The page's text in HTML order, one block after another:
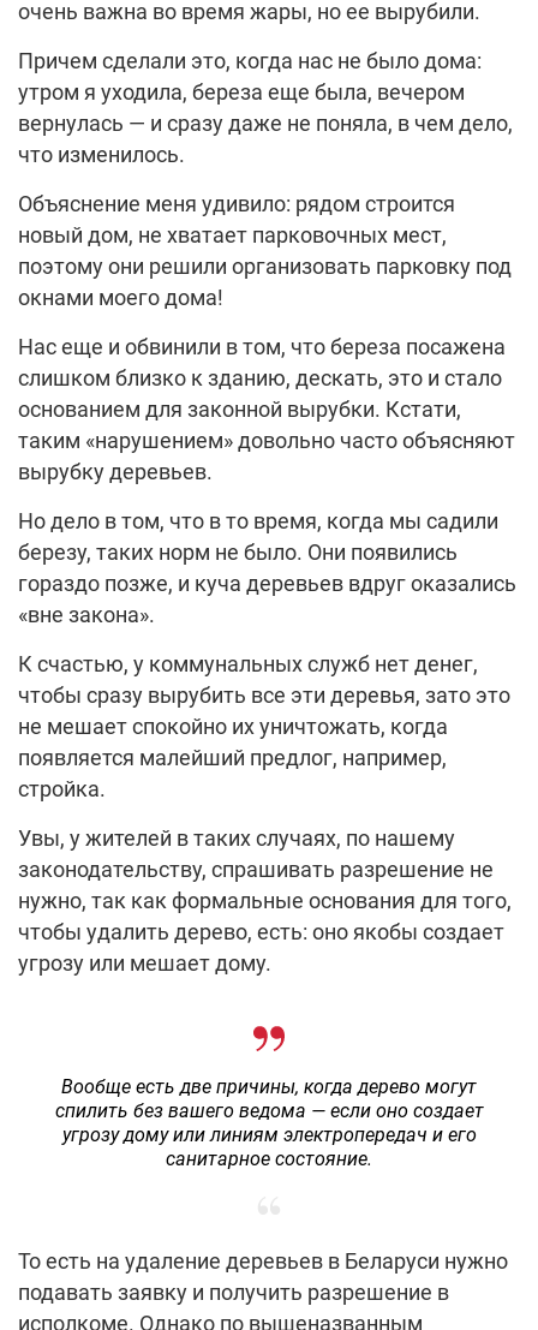
очень важна во время жары, но ее вырубили.
Причем сделали это, когда нас не было дома:
утром я уходила, береза еще была, вечером
вернулась — и сразу даже не поняла, в чем дело,
что изменилось.
Объяснение меня удивило: рядом строится
новый дом, не хватает парковочных мест,
поэтому они решили организовать парковку под
окнами моего дома!
Нас еще и обвинили в том, что береза посажена
слишком близко к зданию, дескать, это и стало
основанием для законной вырубки. Кстати,
таким «нарушением» довольно часто объясняют
вырубку деревьев.
Но дело в том, что в то время, когда мы садили
березу, таких норм не было. Они появились
гораздо позже, и куча деревьев вдруг оказались
«вне закона».
К счастью, у коммунальных служб нет денег,
чтобы сразу вырубить все эти деревья, зато это
не мешает спокойно их уничтожать, когда
появляется малейший предлог, например,
стройка.
Увы, у жителей в таких случаях, по нашему
законодательству, спрашивать разрешение не
нужно, так как формальные основания для того,
чтобы удалить дерево, есть: оно якобы создает
угрозу или мешает дому.
Вообще есть две причины, когда дерево могут
спилить без вашего ведома — если оно создает
угрозу дому или линиям электропередач и его
санитарное состояние.
То есть на удаление деревьев в Беларуси нужно
подавать заявку и получить разрешение в
исполкоме. Однако по вышеназванным